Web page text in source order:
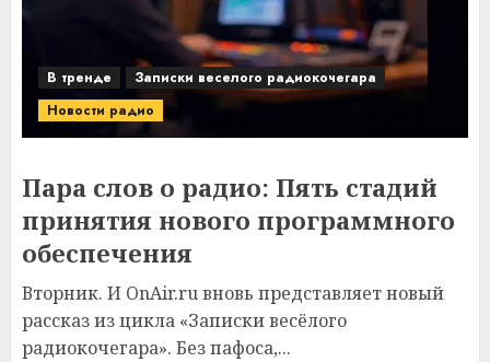
В тренде
Записки веселого радиокочегара
Новости радио
Пара слов о радио: Пять стадий
принятия нового программного
обеспечения
Вторник. И OnAir.ru вновь представляет новый
рассказ из цикла «Записки весёлого
радиокочегара». Без пафоса,...